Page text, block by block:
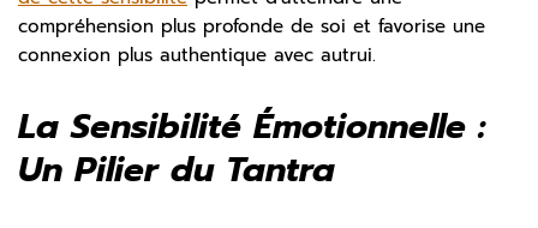
compréhension plus profonde de soi et favorise une
connexion plus authentique avec autrui.
La Sensibilité Émotionnelle :
Un Pilier du Tantra